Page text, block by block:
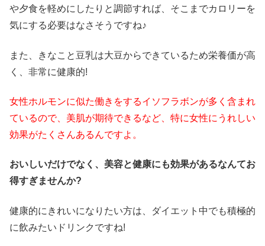
や夕食を軽めにしたりと調節すれば、そこまでカロリーを
気にする必要はなさそうですね♪
また、きなこと豆乳は大豆からできているため栄養価が高
く、非常に健康的!
女性ホルモンに似た働きをするイソフラボンが多く含まれ
ているので、美肌が期待できるなど、特に女性にうれしい
効果がたくさんあるんですよ。
おいしいだけでなく、美容と健康にも効果があるなんてお
得すぎませんか?
健康的にきれいになりたい方は、ダイエット中でも積極的
に飲みたいドリンクですね!